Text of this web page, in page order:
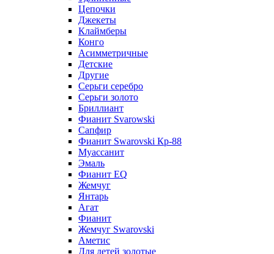
Цепочки
Джекеты
Клаймберы
Конго
Асимметричные
Детские
Другие
Серьги серебро
Серьги золото
Бриллиант
Фианит Svarowski
Сапфир
Фианит Swarovski Кр-88
Муассанит
Эмаль
Фианит EQ
Жемчуг
Янтарь
Агат
Фианит
Жемчуг Swarovski
Аметис
Для детей золотые